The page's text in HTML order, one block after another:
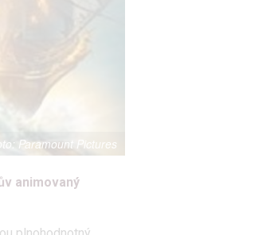
Paramount Pictures
animovaný